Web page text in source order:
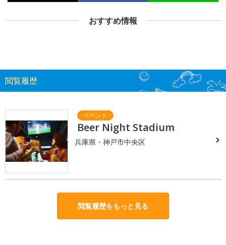
おすすめ情報
閲覧履歴
Beer Night Stadium
兵庫県・神戸市中央区
閲覧履歴をもっと見る